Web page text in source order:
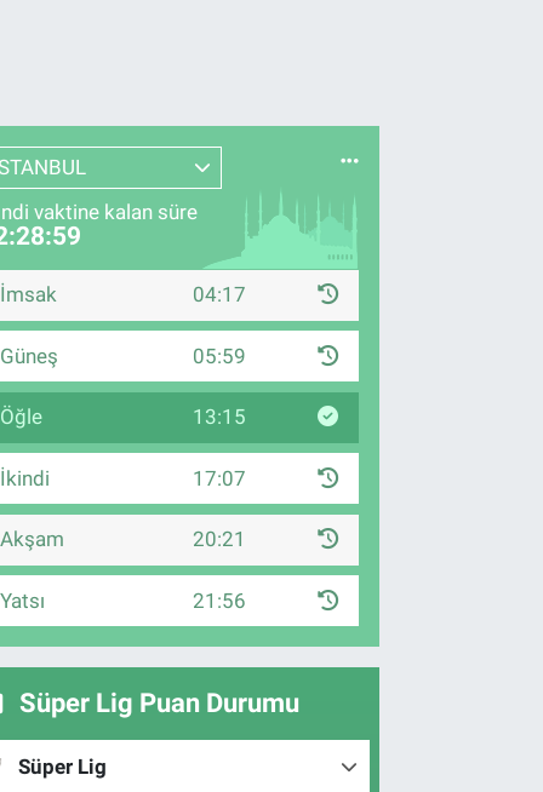
vaktine kalan süre
İmsak 04:17
Güneş 05:59
Öğle 13:15
İkindi 17:07
Akşam 20:21
Yatsı 21:56
Süper Lig Puan Durumu
Süper Lig